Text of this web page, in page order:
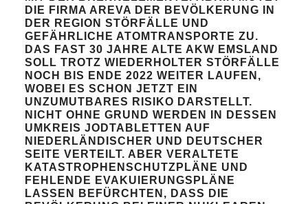
DIE FIRMA AREVA DER BEVÖLKERUNG IN
DER REGION STÖRFÄLLE UND
GEFÄHRLICHE ATOMTRANSPORTE ZU.
DAS FAST 30 JAHRE ALTE AKW EMSLAND
SOLL TROTZ WIEDERHOLTER STÖRFÄLLE
NOCH BIS ENDE 2022 WEITER LAUFEN,
WOBEI ES SCHON JETZT EIN
UNZUMUTBARES RISIKO DARSTELLT.
NICHT OHNE GRUND WERDEN IN DESSEN
UMKREIS JODTABLETTEN AUF
NIEDERLÄNDISCHER UND DEUTSCHER
SEITE VERTEILT. ABER VERALTETE
KATASTROPHENSCHUTZPLÄNE UND
FEHLENDE EVAKUIERUNGSPLÄNE
LASSEN BEFÜRCHTEN, DASS DIE